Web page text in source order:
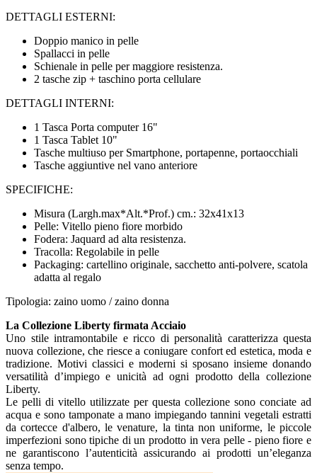
DETTAGLI ESTERNI:
Doppio manico in pelle
Spallacci in pelle
Schienale in pelle per maggiore resistenza.
2 tasche zip + taschino porta cellulare
DETTAGLI INTERNI:
1 Tasca Porta computer 16"
1 Tasca Tablet 10"
Tasche multiuso per Smartphone, portapenne, portaocchiali
Tasche aggiuntive nel vano anteriore
SPECIFICHE:
Misura (Largh.max*Alt.*Prof.) cm.: 32x41x13
Pelle: Vitello pieno fiore morbido
Fodera: Jaquard ad alta resistenza.
Tracolla: Regolabile in pelle
Packaging: cartellino originale, sacchetto anti-polvere, scatola
adatta al regalo
Tipologia: zaino uomo / zaino donna
La Collezione Liberty firmata Acciaio
Uno stile intramontabile e ricco di personalità caratterizza questa
nuova collezione, che riesce a coniugare confort ed estetica, moda e
tradizione. Motivi classici e moderni si sposano insieme donando
versatilità d’impiego e unicità ad ogni prodotto della collezione
Liberty.
Le pelli di vitello utilizzate per questa collezione sono conciate ad
acqua e sono tamponate a mano impiegando tannini vegetali estratti
da cortecce d'albero, le venature, la tinta non uniforme, le piccole
imperfezioni sono tipiche di un prodotto in vera pelle - pieno fiore e
ne garantiscono l’autenticità assicurando ai prodotti un’eleganza
senza tempo.